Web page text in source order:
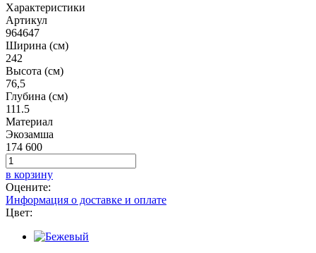
Характеристики
Артикул
964647
Ширина (см)
242
Высота (см)
76,5
Глубина (см)
111.5
Материал
Экозамша
174 600
в корзину
Оцените:
Информация о доставке и оплате
Цвет: